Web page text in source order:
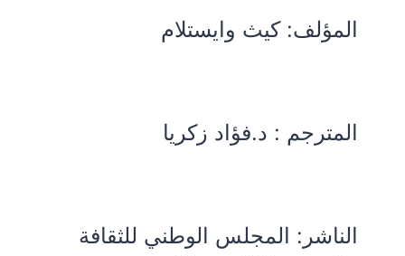
المؤلف: كيث وايستلام
المترجم : د.فؤاد زكريا
الناشر: المجلس الوطني للثقافة